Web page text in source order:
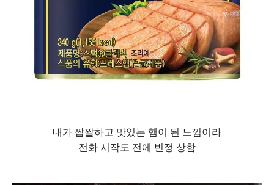
내가 짭짤하고 맛있는 햄이 된 느낌이라
전화 시작도 전에 빈정 상함